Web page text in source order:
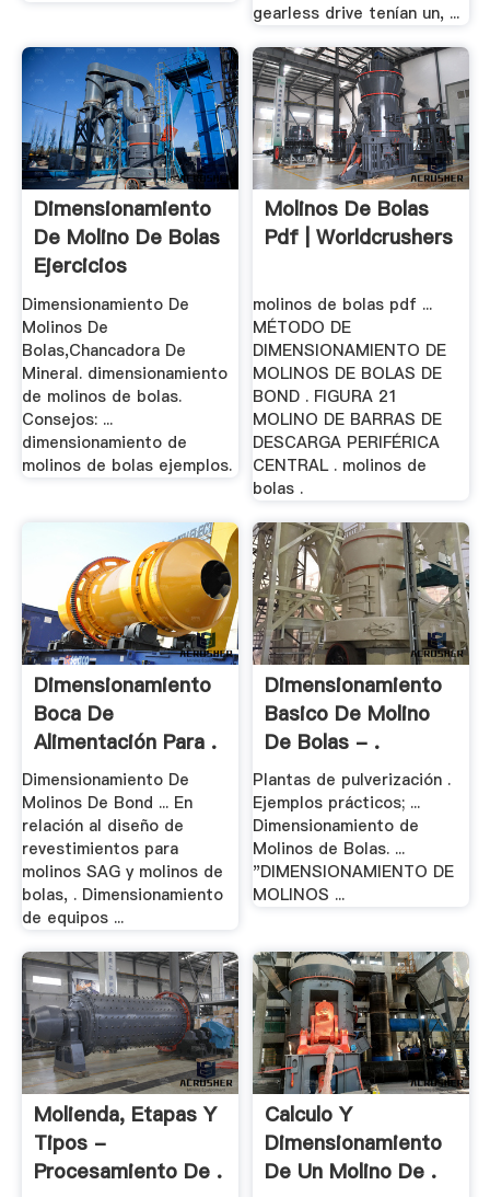
gearless drive tenían un, ...
Dimensionamiento
De Molino De Bolas
Ejercicios
Dimensionamiento De
Molinos De
Bolas,Chancadora De
Mineral. dimensionamiento
de molinos de bolas.
Consejos: ...
dimensionamiento de
molinos de bolas ejemplos.
Molinos De Bolas
Pdf | Worldcrushers
molinos de bolas pdf ...
MÉTODO DE
DIMENSIONAMIENTO DE
MOLINOS DE BOLAS DE
BOND . FIGURA 21
MOLINO DE BARRAS DE
DESCARGA PERIFÉRICA
CENTRAL . molinos de
bolas .
Dimensionamiento
Boca De
Alimentación Para .
Dimensionamiento De
Molinos De Bond ... En
relación al diseño de
revestimientos para
molinos SAG y molinos de
bolas, . Dimensionamiento
de equipos ...
Dimensionamiento
Basico De Molino
De Bolas - .
Plantas de pulverización .
Ejemplos prácticos; ...
Dimensionamiento de
Molinos de Bolas. ...
"DIMENSIONAMIENTO DE
MOLINOS ...
Molienda, Etapas Y
Tipos -
Procesamiento De .
Calculo Y
Dimensionamiento
De Un Molino De .